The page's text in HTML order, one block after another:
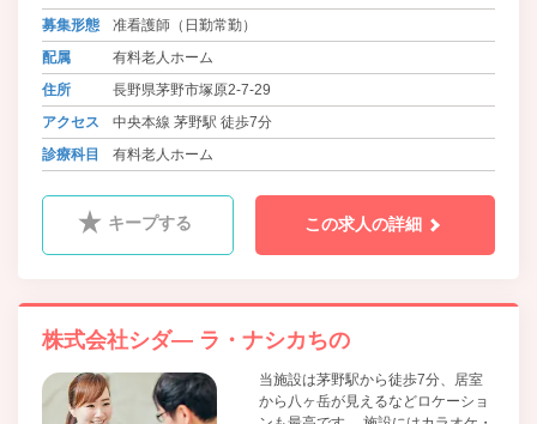
募集形態
准看護師（日勤常勤）
配属
有料老人ホーム
住所
長野県茅野市塚原2-7-29
アクセス
中央本線 茅野駅 徒歩7分
診療科目
有料老人ホーム
キープする この求人の詳細
株式会社シダ― ラ・ナシカちの
当施設は茅野駅から徒歩7分、居室
から八ヶ岳が見えるなどロケーショ